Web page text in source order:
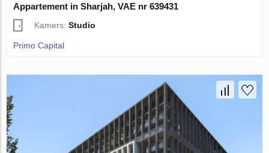
Appartement in Sharjah, VAE nr 639431
Kamers:Studio
Primo Capital